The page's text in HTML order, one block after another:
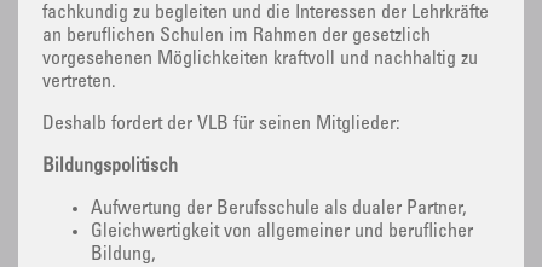
fachkundig zu begleiten und die Interessen der Lehrkräfte
an beruflichen Schulen im Rahmen der gesetzlich
vorgesehenen Möglichkeiten kraftvoll und nachhaltig zu
vertreten.
Deshalb fordert der VLB für seinen Mitglieder:
Bildungspolitisch
Aufwertung der Berufsschule als dualer Partner,
Gleichwertigkeit von allgemeiner und beruflicher
Bildung,